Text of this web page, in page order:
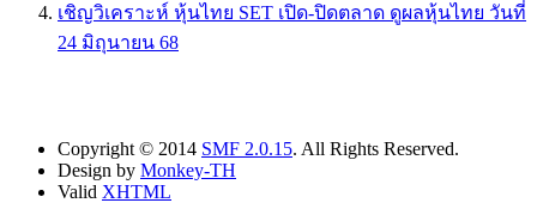
เชิญวิเคราะห์ หุ้นไทย SET เปิด-ปิดตลาด ดูผลหุ้นไทย วันที่
24 มิถุนายน 68
Copyright © 2014 SMF 2.0.15. All Rights Reserved.
Design by Monkey-TH
Valid XHTML